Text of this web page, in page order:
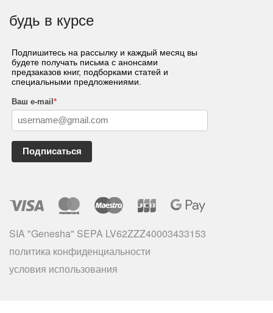
будь в курсе
Подпишитесь на рассылку и каждый месяц вы
будете получать письма с анонсами
предзаказов книг, подборками статей и
специальными предложениями.
Ваш e-mail *
Подписаться
SIA "Genesha" SEPA LV62ZZZ40003433153
политика конфиденциальности
условия использования